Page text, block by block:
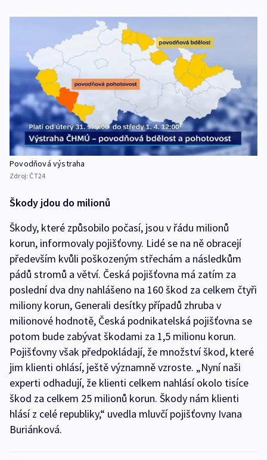
Povodňová výstraha
Zdroj: ČT24
Škody jdou do milionů
Škody, které způsobilo počasí, jsou v řádu milionů
korun, informovaly pojišťovny. Lidé se na ně obracejí
především kvůli poškozeným střechám a následkům
pádů stromů a větví. Česká pojišťovna má zatím za
poslední dva dny nahlášeno na 160 škod za celkem čtyři
miliony korun, Generali desítky případů zhruba v
milionové hodnotě, Česká podnikatelská pojišťovna se
potom bude zabývat škodami za 1,5 milionu korun.
Pojišťovny však předpokládají, že množství škod, které
jim klienti ohlásí, ještě významně vzroste. „Nyní naši
experti odhadují, že klienti celkem nahlásí okolo tisíce
škod za celkem 25 milionů korun. Škody nám klienti
hlásí z celé republiky,“ uvedla mluvčí pojišťovny Ivana
Buriánková.